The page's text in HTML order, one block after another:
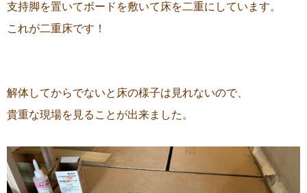
支持脚を置いてボードを敷いて床を二重にしています。
これが二重床です！
解体してからでないと床の様子は見れないので、
貴重な現場を見ることが出来ました。